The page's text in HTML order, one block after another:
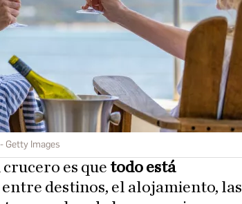
Getty Images
es que todo está
destinos, el alojamiento, las